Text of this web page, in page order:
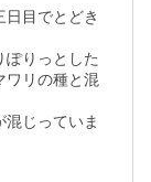
目でとどき
ぽりっとした
ワリの種と混
じっていま